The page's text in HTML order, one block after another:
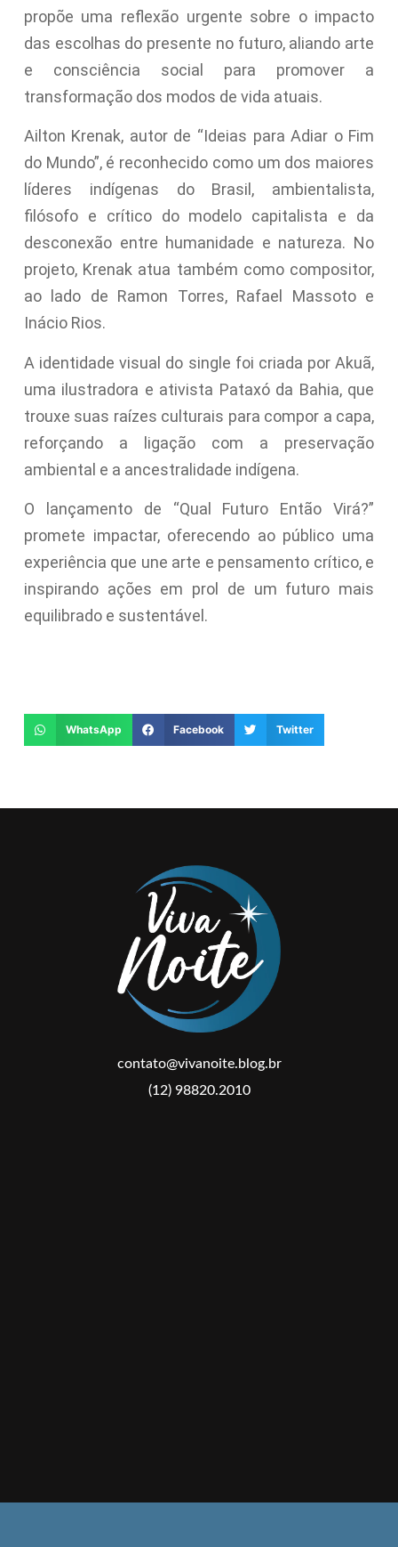
propõe uma reflexão urgente sobre o impacto
das escolhas do presente no futuro, aliando arte
e consciência social para promover a
transformação dos modos de vida atuais.
Ailton Krenak, autor de “Ideias para Adiar o Fim
do Mundo”, é reconhecido como um dos maiores
líderes indígenas do Brasil, ambientalista,
filósofo e crítico do modelo capitalista e da
desconexão entre humanidade e natureza. No
projeto, Krenak atua também como compositor,
ao lado de Ramon Torres, Rafael Massoto e
Inácio Rios.
A identidade visual do single foi criada por Akuã,
uma ilustradora e ativista Pataxó da Bahia, que
trouxe suas raízes culturais para compor a capa,
reforçando a ligação com a preservação
ambiental e a ancestralidade indígena.
O lançamento de “Qual Futuro Então Virá?”
promete impactar, oferecendo ao público uma
experiência que une arte e pensamento crítico, e
inspirando ações em prol de um futuro mais
equilibrado e sustentável.
WhatsApp Facebook Twitter
contato@vivanoite.blog.br
(12) 98820.2010